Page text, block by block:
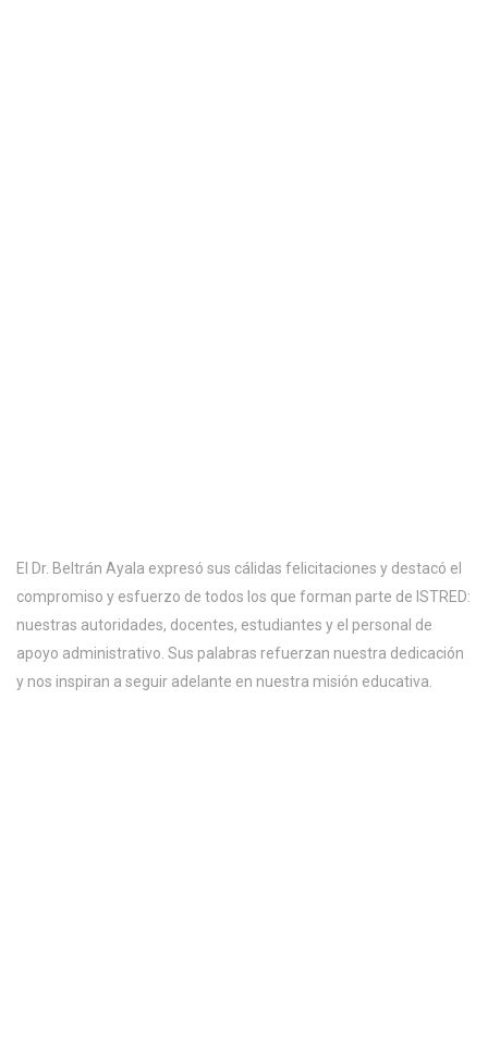
El Dr. Beltrán Ayala expresó sus cálidas felicitaciones y destacó el
compromiso y esfuerzo de todos los que forman parte de ISTRED:
nuestras autoridades, docentes, estudiantes y el personal de
apoyo administrativo. Sus palabras refuerzan nuestra dedicación
y nos inspiran a seguir adelante en nuestra misión educativa.